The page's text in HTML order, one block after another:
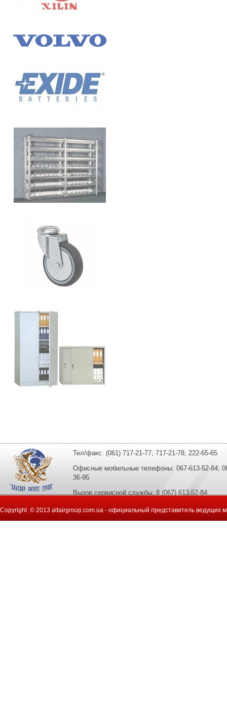
Тел/факс: (061) 717-21-77; 717-21-78; 222-65-65
Офисные мобильные телефоны: 067-613-52-84;
36-95
Вызов сервисной службы: 8 (067) 613-52-84
Copyright © 2013 altairgroup.com.ua - официальный представитель ведущих